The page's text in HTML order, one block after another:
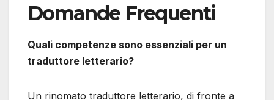
Domande Frequenti
Quali competenze sono essenziali per un
traduttore letterario?
Un rinomato traduttore letterario, di fronte a